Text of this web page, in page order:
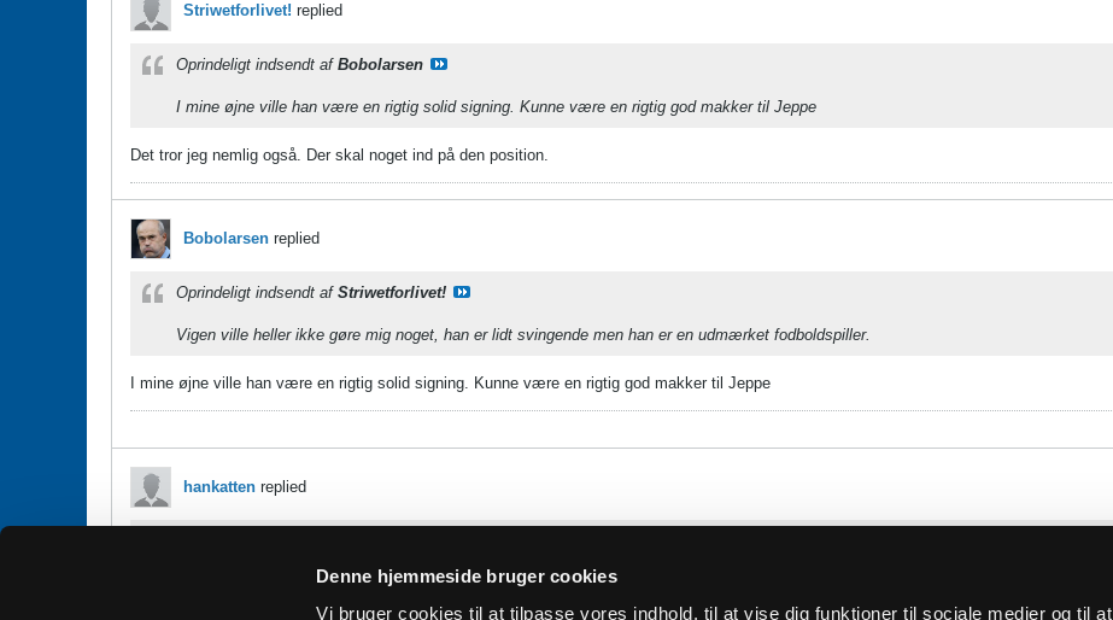
Denne hjemmeside bruger cookies
Vi bruger cookies til at tilpasse vores indhold, til at vise dig funktioner til sociale medier og til at
Striwetforlivet! replied
Oprindeligt indsendt af Bobolarsen
I mine øjne ville han være en rigtig solid signing. Kunne være en rigtig god makker til Jeppe
Det tror jeg nemlig også. Der skal noget ind på den position.
Bobolarsen replied
Oprindeligt indsendt af Striwetforlivet!
Vigen ville heller ikke gøre mig noget, han er lidt svingende men han er en udmærket fodboldspiller.
I mine øjne ville han være en rigtig solid signing. Kunne være en rigtig god makker til Jeppe
hankatten replied
Er Lasse Vigen ikke den eneste der har været nævnt i medierne ?